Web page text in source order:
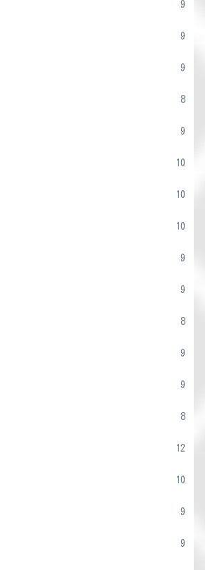
9
9
9
8
9
10
10
10
9
9
8
9
9
8
12
10
9
9